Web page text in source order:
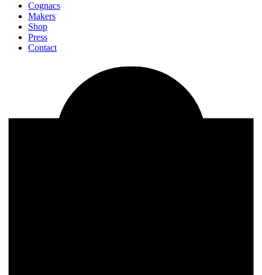
Cognacs
Makers
Shop
Press
Contact